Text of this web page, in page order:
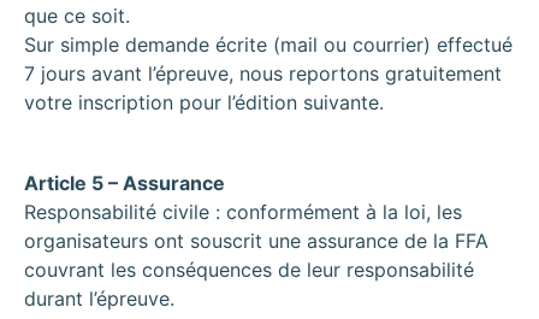
que ce soit.
Sur simple demande écrite (mail ou courrier) effectué
7 jours avant l’épreuve, nous reportons gratuitement
votre inscription pour l’édition suivante.
Article 5 – Assurance
Responsabilité civile : conformément à la loi, les
organisateurs ont souscrit une assurance de la FFA
couvrant les conséquences de leur responsabilité
durant l’épreuve.